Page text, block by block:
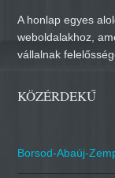
A honlap egyes
weboldalakhoz,
vállalnak
KÖZÉRDEKŰ
Borsod-Abaúj-